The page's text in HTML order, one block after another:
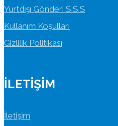
Yurtdışı Gönderi S.S.S
Kullanım Koşulları
Gizlilik Politikası
İLETIŞIM
İletişim